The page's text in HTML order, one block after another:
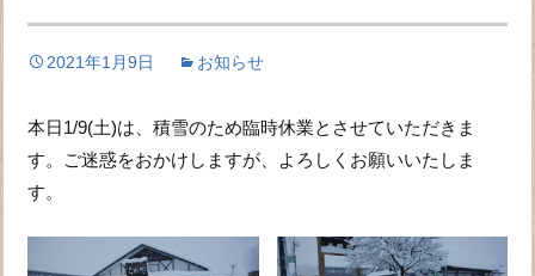
2021年1月9日 お知らせ
本日1/9(土)は、積雪のため臨時休業とさせていただきま
す。ご迷惑をおかけしますが、よろしくお願いいたしま
す。